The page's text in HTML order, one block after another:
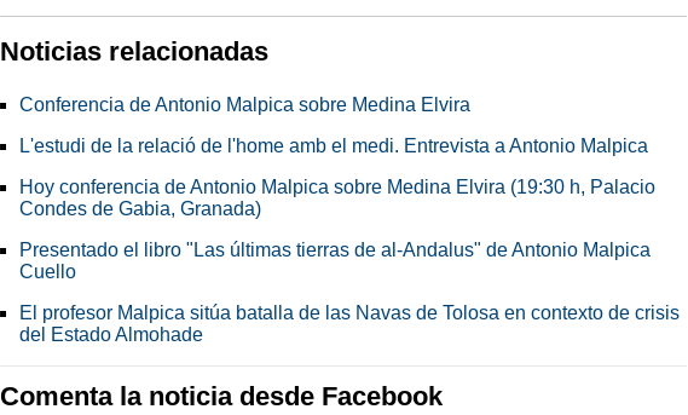
Noticias relacionadas
Conferencia de Antonio Malpica sobre Medina Elvira
L'estudi de la relació de l'home amb el medi. Entrevista a Antonio Malpica
Hoy conferencia de Antonio Malpica sobre Medina Elvira (19:30 h, Palacio
Condes de Gabia, Granada)
Presentado el libro "Las últimas tierras de al-Andalus" de Antonio Malpica
Cuello
El profesor Malpica sitúa batalla de las Navas de Tolosa en contexto de crisis
del Estado Almohade
Comenta la noticia desde Facebook